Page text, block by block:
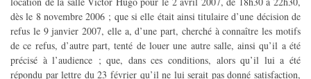
dès le 8 novembre 2006 ; que si elle était ainsi titulaire d’une décision de
refus le 9 janvier 2007, elle a, d’une part, cherché à connaître les motifs
de ce refus, d’autre part, tenté de louer une autre salle, ainsi qu’il a été
précisé à l’audience ; que, dans ces conditions, alors qu’il lui a été
répondu par lettre du 23 février qu’il ne lui serait pas donné satisfaction,